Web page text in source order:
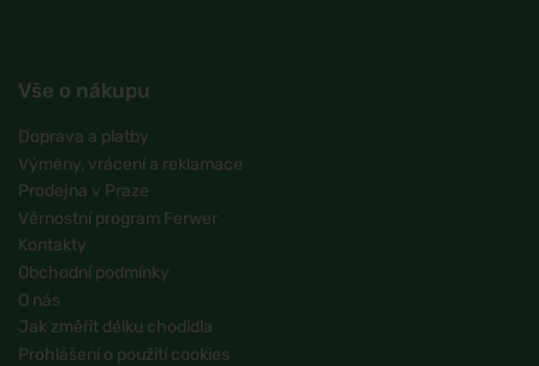
Vše o nákupu
Doprava a platby
Výměny, vrácení a reklamace
Prodejna v Praze
Věrnostní program Ferwer
Kontakty
Obchodní podmínky
O nás
Jak změřit délku chodidla
Prohlášení o použití cookies